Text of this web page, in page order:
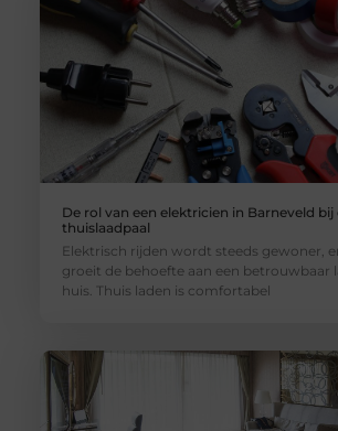
De rol van een elektricien in Barneveld bij
thuislaadpaal
Elektrisch rijden wordt steeds gewoner,
groeit de behoefte aan een betrouwbaar
huis. Thuis laden is comfortabel